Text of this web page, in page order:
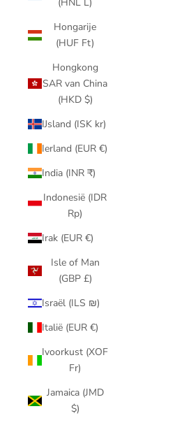
Hongarije
(HUF Ft)
Hongkong
SAR van China
(HKD $)
IJsland (ISK kr)
Ierland (EUR €)
India (INR ₹)
Indonesië (IDR
Rp)
Irak (EUR €)
Isle of Man
(GBP £)
Israël (ILS ₪)
Italië (EUR €)
Ivoorkust (XOF
Fr)
Jamaica (JMD
$)